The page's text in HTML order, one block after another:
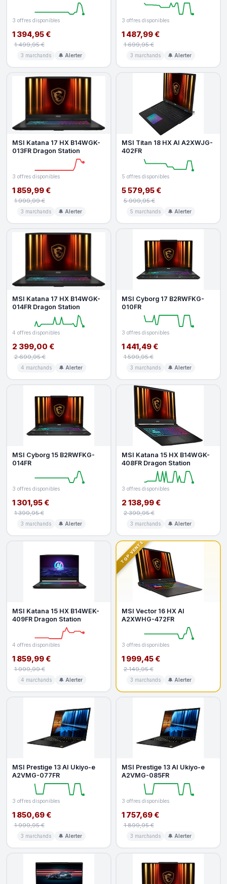
3 offres disponibles
1 394,95 €
1 499,95 €
3 marchands 🔔 Alerter
3 offres disponibles
1 487,99 €
1 699,95 €
3 marchands 🔔 Alerter
MSI Katana 17 HX B14WGK-
013FR Dragon Station
3 offres disponibles
1 859,99 €
1 999,99 €
3 marchands 🔔 Alerter
MSI Titan 18 HX AI A2XWJG-
402FR
5 offres disponibles
5 579,95 €
5 999,95 €
5 marchands 🔔 Alerter
MSI Katana 17 HX B14WGK-
014FR Dragon Station
4 offres disponibles
2 399,00 €
2 699,95 €
4 marchands 🔔 Alerter
MSI Cyborg 17 B2RWFKG-
010FR
3 offres disponibles
1 441,49 €
1 599,95 €
3 marchands 🔔 Alerter
MSI Cyborg 15 B2RWFKG-
014FR
3 offres disponibles
1 301,95 €
1 399,95 €
3 marchands 🔔 Alerter
MSI Katana 15 HX B14WGK-
408FR Dragon Station
3 offres disponibles
2 138,99 €
2 399,95 €
3 marchands 🔔 Alerter
MSI Katana 15 HX B14WEK-
409FR Dragon Station
4 offres disponibles
1 859,99 €
1 999,99 €
4 marchands 🔔 Alerter
TOP VENTE
MSI Vector 16 HX AI
A2XWHG-472FR
3 offres disponibles
1 999,45 €
2 149,95 €
3 marchands 🔔 Alerter
MSI Prestige 13 AI Ukiyo-e
A2VMG-077FR
3 offres disponibles
1 850,69 €
1 999,95 €
3 marchands 🔔 Alerter
MSI Prestige 13 AI Ukiyo-e
A2VMG-085FR
3 offres disponibles
1 757,69 €
1 899,95 €
3 marchands 🔔 Alerter